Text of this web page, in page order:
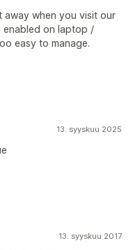
away when you visit our
on laptop /
easy to manage.
13. syyskuu 2025
13. syyskuu 2017